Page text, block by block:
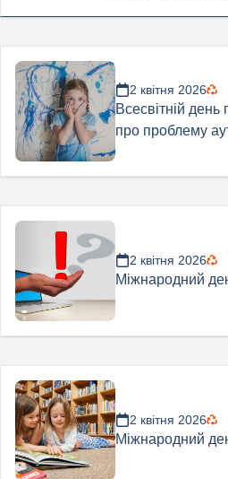
2 квітня 2026
Всесвітній
про проблему
2 квітня 2026
Міжнародний
2 квітня 2026
Міжнародний